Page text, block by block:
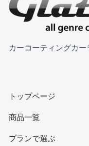
カーコーティングカ
トップページ
商品一覧
プランで選ぶ